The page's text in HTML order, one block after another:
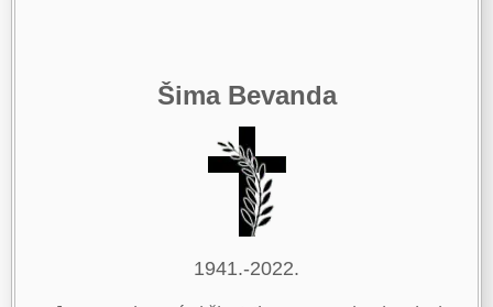
Šima Bevanda
1941.-2022.